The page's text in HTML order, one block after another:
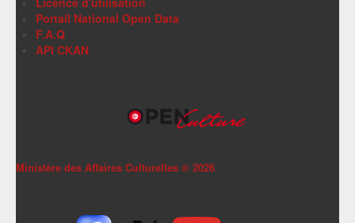
Portail National Open Data
F.A.Q
API CKAN
Ministère des Affaires Culturelles © 2026